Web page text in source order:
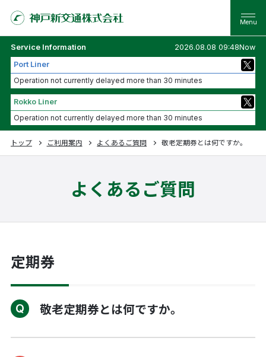
Service Information
2026.08.08 09:48Now
Port Liner
Operation not currently delayed more than 30 minutes
Rokko Liner
Operation not currently delayed more than 30 minutes
トップ ご利用案内 よくあるご質問 敬老定期券とは何ですか。
よくあるご質問
定期券
敬老定期券とは何ですか。